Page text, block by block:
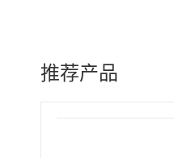
推荐产品